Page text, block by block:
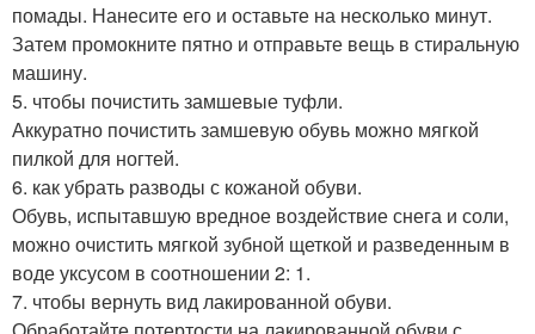
помады. Нанесите его и оставьте на несколько минут.
Затем промокните пятно и отправьте вещь в стиральную
машину.
5. чтобы почистить замшевые туфли.
Аккуратно почистить замшевую обувь можно мягкой
пилкой для ногтей.
6. как убрать разводы с кожаной обуви.
Обувь, испытавшую вредное воздействие снега и соли,
можно очистить мягкой зубной щеткой и разведенным в
воде уксусом в соотношении 2: 1.
7. чтобы вернуть вид лакированной обуви.